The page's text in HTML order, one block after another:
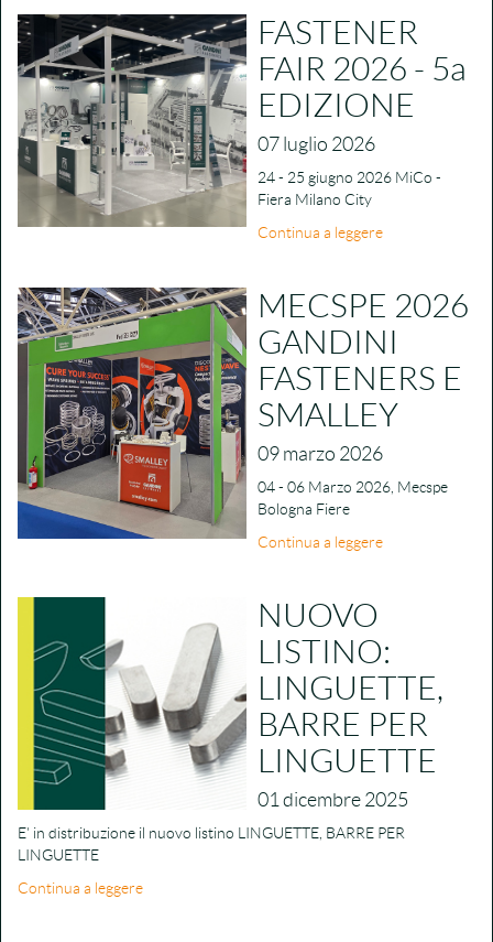
FASTENER
FAIR 2026 - 5a
EDIZIONE
07 luglio 2026
24 - 25 giugno 2026 MiCo -
Fiera Milano City
Continua a leggere
MECSPE 2026
GANDINI
FASTENERS E
SMALLEY
09 marzo 2026
04 - 06 Marzo 2026, Mecspe
Bologna Fiere
Continua a leggere
NUOVO
LISTINO:
LINGUETTE,
BARRE PER
LINGUETTE
01 dicembre 2025
E' in distribuzione il nuovo listino LINGUETTE, BARRE PER
LINGUETTE
Continua a leggere